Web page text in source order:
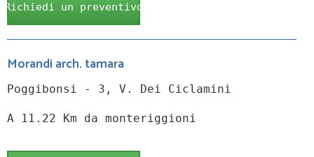
Richiedi un preventivo
Morandi arch. tamara
Poggibonsi - 3, V. Dei Ciclamini
A 11.22 Km da monteriggioni